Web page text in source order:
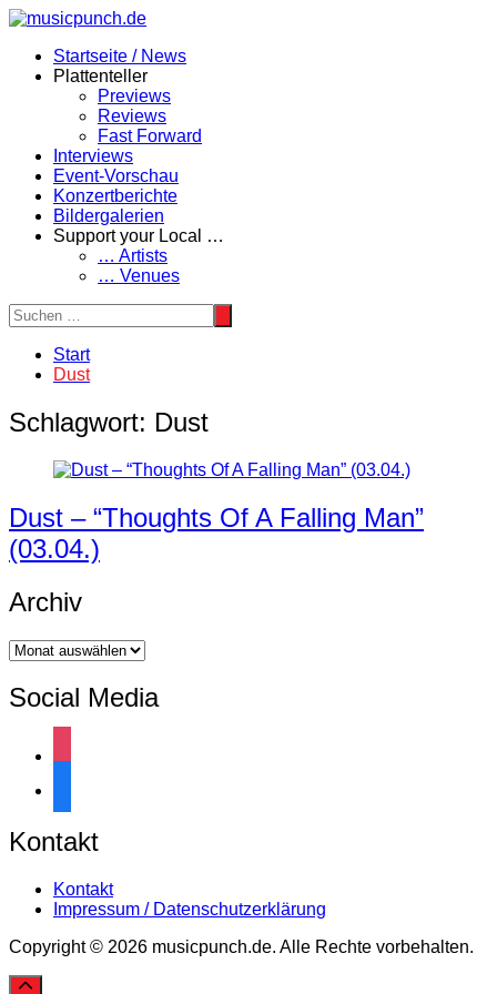
Zum
springenStartseite / News
Plattenteller
Previews
Reviews
Fast Forward
Interviews
Event-Vorschau
Konzertberichte
Bildergalerien
Support your Local …
… Artists
… Venues
Start
Dust
Schlagwort: Dust
Dust – “Thoughts Of A Falling Man”
(03.04.)
Archiv
Archiv
Social Media
Kontakt
Kontakt
Impressum / Datenschutzerklärung
Copyright © 2026 musicpunch.de. Alle Rechte vorbehalten.